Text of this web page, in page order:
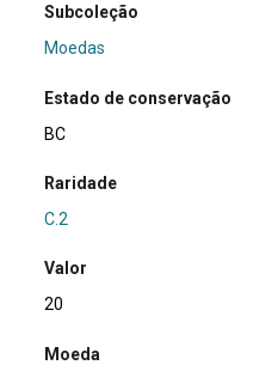
Subcoleção
Moedas
Estado de conservação
BC
Raridade
C.2
Valor
20
Moeda